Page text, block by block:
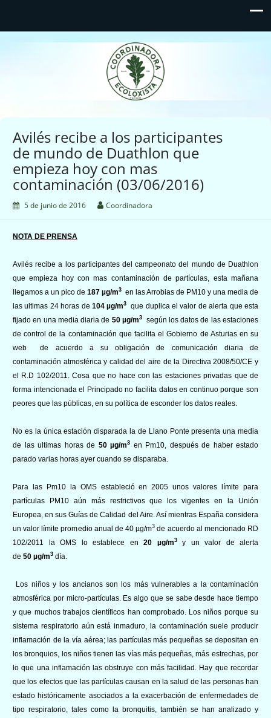
Coordinadora Ecoloxista
d'Asturies
Avilés recibe a los participantes
de mundo de Duathlon que
empieza hoy con mas
contaminación (03/06/2016)
5 de junio de 2016 Coordinadora
NOTA DE PRENSA
Avilés recibe a los participantes del campeonato del mundo de Duathlon
que empieza hoy con mas contaminación de partículas, esta mañana
llegamos a un pico de 187 µg/m3 en las Arrobias de PM10 y una media de
las ultimas 24 horas de 104 µg/m3
que duplica el valor de alerta que esta
fijado en una media diaria de 50 µg/m3
según los datos de las estaciones
de control de la contaminación que facilita el Gobierno de Asturias en su
web
de acuerdo a su obligación de comunicación diaria de
contaminación atmosférica y calidad del aire de la Directiva 2008/50/CE y
el R.D 102/2011. Cosa que no hace con las estaciones privadas que de
forma intencionada el Principado no facilita datos en continuo porque son
peores que las públicas, en su política de esconder los datos reales.
No es la única estación disparada la de Llano Ponte presenta una media
de las ultimas horas de 50 µg/m3 en Pm10, después de haber estado
parado varias horas ayer cuando se disparaba.
Para las Pm10 la OMS estableció en 2005 unos valores límite para
partículas PM10 aún más restrictivos que los vigentes en la Unión
Europea, en sus Guías de Calidad del Aire. Así mientras España considera
un valor límite promedio anual de 40 µg/m3 de acuerdo al mencionado RD
102/2011 la OMS lo establece en 20 µg/m3y un valor de alerta
de 50 µg/m3 día.
Los niños y los ancianos son los más vulnerables a la contaminación
atmosférica por micro-partículas. Es algo que se sabe desde hace tiempo
y que muchos trabajos científicos han comprobado. Los niños porque su
sistema respiratorio aún está inmaduro, la contaminación suele producir
inflamación de la vía aérea; las partículas más pequeñas se depositan en
los bronquios, los niños tienen las vías más pequeñas, más estrechas, por
lo que una inflamación las obstruye con más facilidad. Hay que recordar
que los efectos que las partículas causan en la salud de las personas han
estado históricamente asociados a la exacerbación de enfermedades de
tipo respiratorio, tales como la bronquitis, también se han analizado y